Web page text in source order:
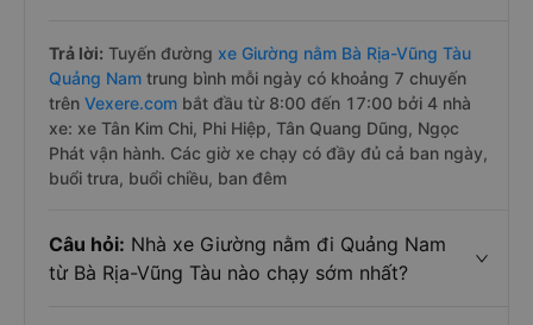
Trả lời: Tuyến đường xe Giường nằm Bà Rịa-Vũng Tàu
Quảng Nam trung bình mỗi ngày có khoảng 7 chuyến
trên Vexere.com bắt đầu từ 8:00 đến 17:00 bởi 4 nhà
xe: xe Tân Kim Chi, Phi Hiệp, Tân Quang Dũng, Ngọc
Phát vận hành. Các giờ xe chạy có đầy đủ cả ban ngày,
buổi trưa, buổi chiều, ban đêm
Câu hỏi: Nhà xe Giường nằm đi Quảng Nam
từ Bà Rịa-Vũng Tàu nào chạy sớm nhất?